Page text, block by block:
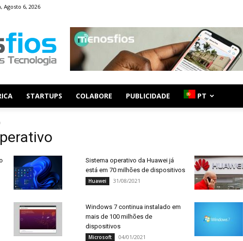
Agosto 6, 2026
STARTUPS COLABORE PUBLICIDADE PT
Sistema operativo da Huawei já
está em 70 milhões de dispositivos
Huawei 31/08/2021
Windows 7 continua instalado em
mais de 100 milhões de
dispositivos
Microsoft 04/01/2021